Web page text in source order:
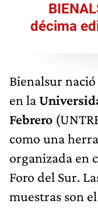
décima
Bienalsur
en la
Febrero
como una
organizada en
Foro del Sur.
muestras son